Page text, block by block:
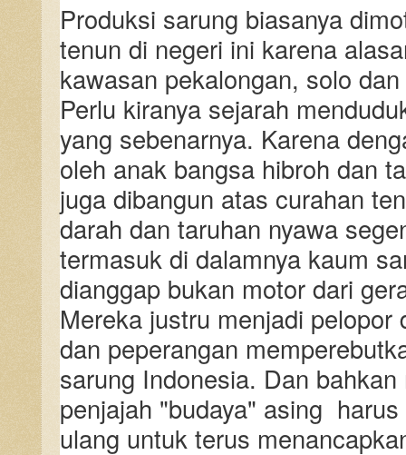
Produksi sarung biasanya
tenun di negeri ini karena
kawasan pekalongan, solo
Perlu kiranya sejarah
yang sebenarnya. Karena
oleh anak bangsa hibroh dan
juga dibangun atas curahan
darah dan taruhan nyawa
termasuk di dalamnya kaum
dianggap bukan motor dari
Mereka justru menjadi
dan peperangan
sarung Indonesia. Dan
penjajah "budaya" asing
ulang untuk terus